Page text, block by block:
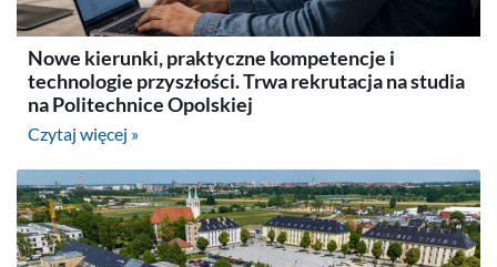
Nowe kierunki, praktyczne kompetencje i
technologie przyszłości. Trwa rekrutacja na studia
na Politechnice Opolskiej
Czytaj więcej »